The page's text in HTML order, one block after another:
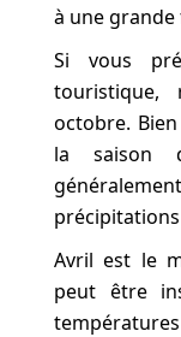
à une grande
Si vous
touristique,
octobre.
la saison
précipitations
Avril est le
peut être